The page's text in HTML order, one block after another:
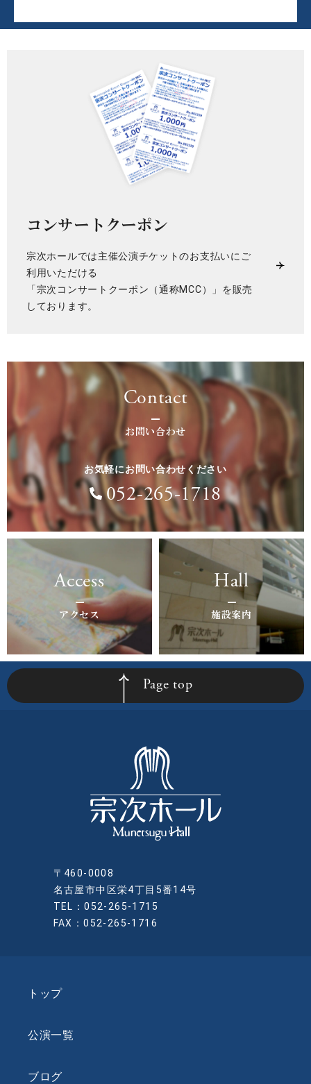
コンサートクーポン
宗次ホールでは主催公演チケットのお支払いにご
利用いただける
「宗次コンサートクーポン（通称MCC）」を販売
しております。
Contact
お問い合わせ
お気軽にお問い合わせください
052-265-1718
Access
アクセス
Hall
施設案内
Page top
〒460-0008
名古屋市中区栄4丁目5番14号
TEL：052-265-1715
FAX：052-265-1716
トップ
公演一覧
ブログ